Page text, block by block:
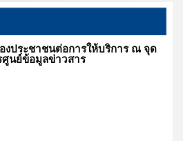
งประชาชนต่อการให้บริการ ณ จุด
ศูนย์ข้อมูลข่าวสาร